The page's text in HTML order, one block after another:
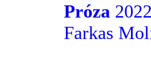
Próza
Farkas